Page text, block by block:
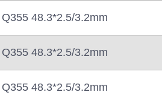
Q355 48.3*2.5/3.2mm
Q355 48.3*2.5/3.2mm
Q355 48.3*2.5/3.2mm